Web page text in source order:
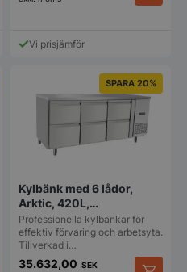
flera
De
olika
kan
Vi prisjämför
SPARA 20%
Kylbänk med 6 lådor,
Arktic, 420L,
230V/400W,
1795x700x(H)879 mm
Professionella kylbänkar för
effektiv förvaring och arbetsyta.
Tillverkad i…
35.632,00 SEK